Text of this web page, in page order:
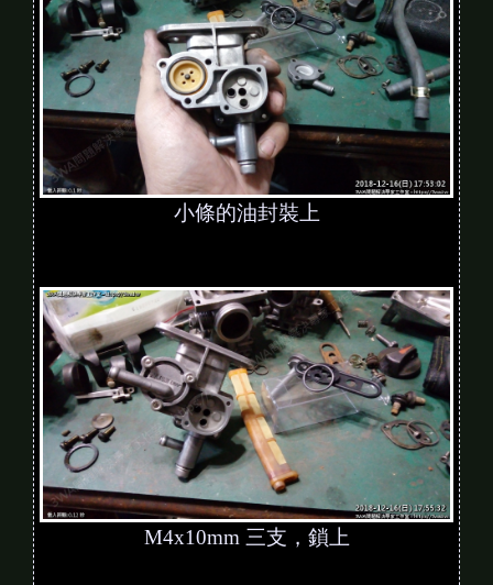
小條的油封裝上
M4x10mm 三支，鎖上